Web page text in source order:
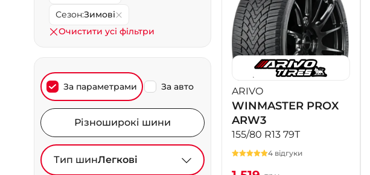
Сезон:Зимові
Очистити усі фільтри
За параметрами За авто
Різноширокі шини
Тип шинЛегкові
ARIVO
WINMASTER PROX
ARW3
155/80 R13 79T
4 відгуки